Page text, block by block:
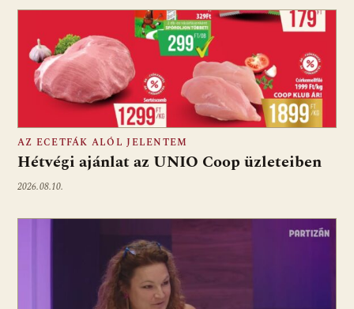
AZ ECETFÁK ALÓL JELENTEM
Hétvégi ajánlat az UNIO Coop üzleteiben
2026.08.10.